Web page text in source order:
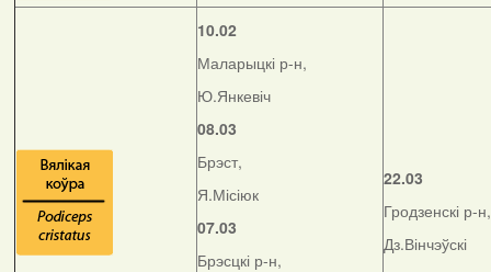
10.02
Маларыцкі р-н,
Ю.Янкевіч
08.03
Брэст,
Я.Місіюк
07.03
Брэсцкі р-н,
22.03
Гродзенскі р-н,
Дз.Вінчэўскі